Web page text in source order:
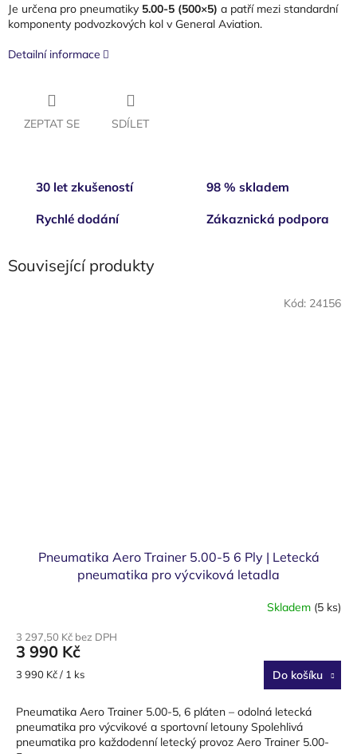
Je určena pro pneumatiky 5.00-5 (500×5) a patří mezi standardní
komponenty podvozkových kol v General Aviation.
Detailní informace
ZEPTAT SE SDÍLET
30 let zkušeností 98 % skladem
Rychlé dodání Zákaznická podpora
Související produkty
Pneumatika Aero Trainer 5.00-5 6 Ply | Letecká
pneumatika pro výcviková letadla
Skladem (5 ks)
3 297,50 Kč bez DPH
3 990 Kč
Měrná
3 990 Kč / 1 ks Do košíku
Pneumatika Aero Trainer 5.00-5, 6 pláten – odolná letecká
pneumatika pro výcvikové a sportovní letouny Spolehlivá
pneumatika pro každodenní letecký provoz Aero Trainer 5.00-
Kód: 24156